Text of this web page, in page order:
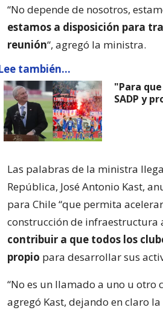
“No depende de nosotros,
estamos a disposición para
reunión“, agregó la ministra.
también...
"Para
SADP y
Las palabras de la ministra
República, José Antonio Kast,
para Chile “que permita
construcción de infraestructura
contribuir a que todos los
propio para desarrollar sus
“No es un llamado a uno u otro
agregó Kast, dejando en claro